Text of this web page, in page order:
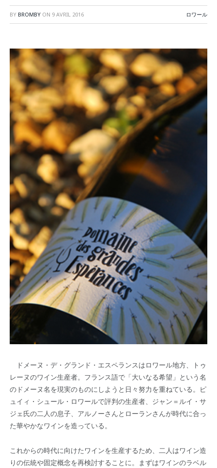
BY BROMBY ON 9 AVRIL 2016 ロワール
ドメーヌ・デ・グランド・エスペランスはロワール地方、トゥ
レーヌのワイン生産者。フランス語で「大いなる希望」という名
のドメーヌ名を現実のものにしようと日々努力を重ねている。ピ
ュイィ・シュール・ロワールで評判の生産者、ジャン＝ルイ・サ
ジェ氏の二人の息子、アルノーさんとローランさんが時代に合っ
た華やかなワインを造っている。
これからの時代に向けたワインを生産するため、二人はワイン造
りの伝統や固定概念を再検討することに。まずはワインのラベル